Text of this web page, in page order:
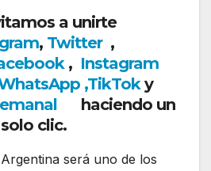
a unirte
, Twitter ,
, Instagram
,TikToky
haciendo un
solo clic.
será uno de los